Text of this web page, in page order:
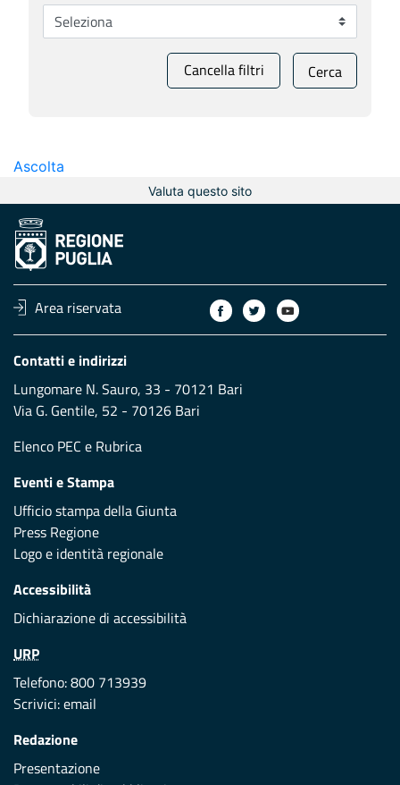
Cancella filtri Cerca
Ascolta
Valuta questo sito
Area riservata
Contatti e indirizzi
Lungomare N. Sauro, 33 - 70121 Bari
Via G. Gentile, 52 - 70126 Bari
Elenco PEC e Rubrica
Eventi e Stampa
Ufficio stampa della Giunta
Press Regione
Logo e identità regionale
Accessibilità
Dichiarazione di accessibilità
URP
Telefono: 800 713939
Scrivici:email
Redazione
Presentazione